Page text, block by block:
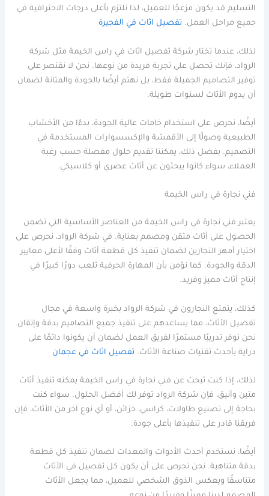
التسليم قد يكون مزعجًا للعميل، لذا نلتزم بأعلى درجات الاحترافية في
جميع مراحل العمل. تفصيل اثاث في الفجيرة
لذلك، عندما تختار شركة تفصيل اثاث في راس الخيمة مثل شركة
الرواد، فإنك تحصل على تجربة فريدة من نوعها. نحن لا نقتصر على
توفير التصاميم الجميلة فقط، بل نهتم أيضًا بالجودة والمتانة لضمان
أن يدوم الأثاث لسنوات طويلة.
أيضًا، نحرص على استخدام خامات عالية الجودة، بدءًا من الأخشاب
الطبيعية وصولًا إلى الأقمشة والإكسسوارات المستخدمة في
التصميم. بفضل ذلك، يمكننا تقديم حلول مفصلة حسب رغبة
العملاء، سواء كانوا يبحثون عن أثاث عصري أو كلاسيكي.
فني نجارة في راس الخيمة
يعتبر فني نجارة في راس الخيمة من العناصر الأساسية التي تضمن
الحصول على أثاث متقن ومصمم بعناية. في شركة الرواد، نحرص على
اختيار أمهر النجارين لضمان تنفيذ كل قطعة أثاث وفقًا لأعلى معايير
الدقة والجودة. كما نؤمن بأن المهارة الحرفية تلعب دورًا كبيرًا في
إنتاج أثاث مميز وفريد.
كذلك، يتمتع النجارون في شركة الرواد بخبرة واسعة في مجال
تفصيل الأثاث، مما يساعدهم على تنفيذ جميع التصاميم بدقة وإتقان.
نحن نوفر تدريبًا مستمرًا لفريق العمل لضمان أن يكونوا دائمًا على
دراية بأحدث تقنيات صناعة الأثاث. تفصيل اثاث في عجمان
لذلك، إذا كنت تبحث عن فني نجارة في راس الخيمة يمكنه تنفيذ أثاث
متين وأنيق، فإن شركة الرواد توفر لك أفضل الحلول. سواء كنت
بحاجة إلى تصنيع طاولات، كراسي، خزائن، أو أي نوع آخر من الأثاث، فإن
فريقنا قادر على تنفيذها بأعلى جودة.
أيضًا، نستخدم أحدث الأدوات والمعدات لضمان تنفيذ كل قطعة
بدقة متناهية. نحن نحرص على أن يكون كل تفصيل في الأثاث
متناسقًا ويعكس الذوق الشخصي للعميل، مما يجعل الأثاث